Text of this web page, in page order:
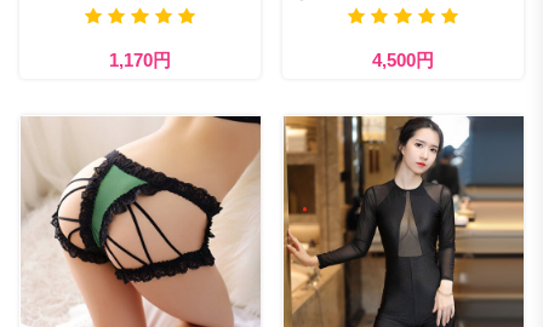
1,170円 4,500円